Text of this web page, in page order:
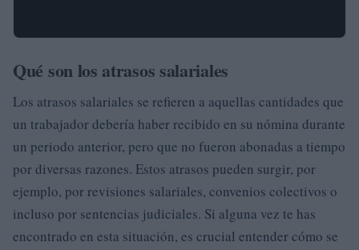
Qué son los atrasos salariales
Los atrasos salariales se refieren a aquellas cantidades que
un trabajador debería haber recibido en su nómina durante
un periodo anterior, pero que no fueron abonadas a tiempo
por diversas razones. Estos atrasos pueden surgir, por
ejemplo, por revisiones salariales, convenios colectivos o
incluso por sentencias judiciales. Si alguna vez te has
encontrado en esta situación, es crucial entender cómo se